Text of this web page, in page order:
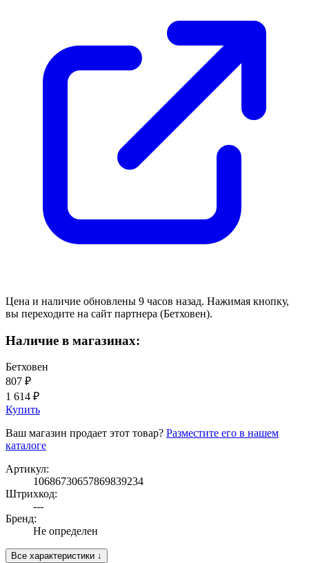
Цена и наличие обновлены 9 часов назад. Нажимая кнопку,
вы переходите на сайт партнера (Бетховен).
Наличие в магазинах:
Бетховен
807 ₽
1 614 ₽
Купить
Ваш магазин продает этот товар? Разместите его в нашем
каталоге
Артикул:
10686730657869839234
Штрихкод:
---
Бренд:
Не определен
Все характеристики ↓